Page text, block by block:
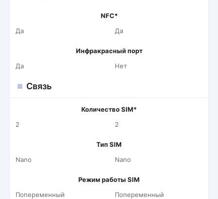
NFC*
Да
Да
Инфракрасный порт
Да
Нет
Связь
Количество SIM*
2
2
Тип SIM
Nano
Nano
Режим работы SIM
Попеременный
Попеременный